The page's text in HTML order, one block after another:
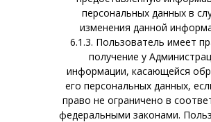
персональных данных в
изменения данной
6.1.3. Пользователь имеет
получение у
информации, касающейся
его персональных данных,
право не ограничено в
федеральными законами.